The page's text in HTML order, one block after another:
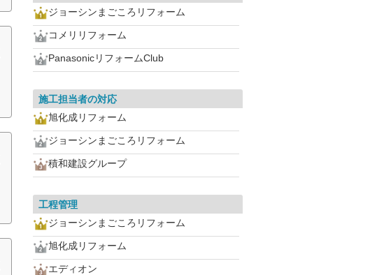
ジョーシンまごころリフォーム
コメリリフォーム
PanasonicリフォームClub
施工担当者の対応
旭化成リフォーム
ジョーシンまごころリフォーム
積和建設グループ
工程管理
ジョーシンまごころリフォーム
旭化成リフォーム
エディオン